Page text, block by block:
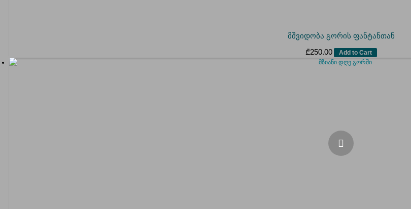
მშვიდობა გორის ფანტანთან
₾250.00 Add to Cart